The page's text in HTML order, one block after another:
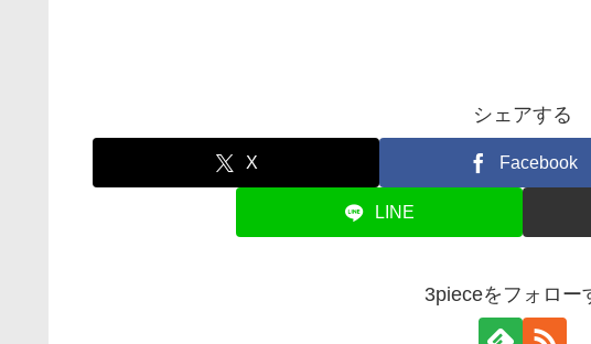
シェアする
X Facebook
LINE
3pieceをフォロー